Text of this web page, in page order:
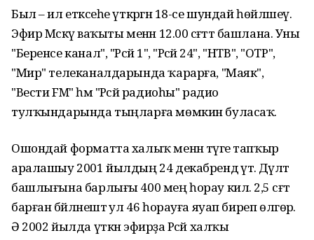
Был – ил етәксеһе үткәргән 18-се шундай һөйләшеү.
Эфир Мәскәү ваҡыты менән 12.00 сәғәттә башлана. Уны
"Беренсе канал", "Рәсәй 1", "Рәсәй 24", "НТВ", "ОТР",
"Мир" телеканалдарында ҡарарға, "Маяк",
"Вести FM" һәм "Рәсәй радиоһы" радио
тулҡындарында тыңларға мөмкин буласаҡ.
Ошондай форматта халыҡ менән тәүге тапҡыр
аралашыу 2001 йылдың 24 декабрендә үтә. Дәүләт
башлығына барлығы 400 мең һорау килә. 2,5 сәғәт
барған бәйләнештә ул 46 һорауға яуап биреп өлгөрә.
Ә 2002 йылда үткән эфирҙа Рәсәй халҡы